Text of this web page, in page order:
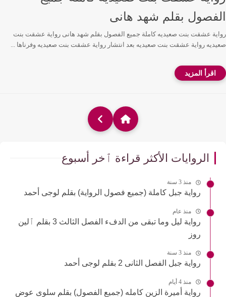
الفصول بقلم شهد هانى
رواية عشقت بنت صعيديه كاملة جميع الفصول بقلم شهد هانى رواية عشقت بنت
صعيديه رواية عشقت بنت صعيديه بعد انتشار رواية عشقت بنت صعيديه وفرناها ...
الروايات الأكثر قراءة ٱخر أسبوع
منذ 3 سنة
رواية جبل كاملة (جميع فصول الرواية) بقلم لوجى أحمد
منذ عام
رواية ليل وما تبقى من الدفء الفصل الثالث 3 بقلم ٱلين
روز
منذ 3 سنة
رواية جبل الفصل الثانى 2 بقلم لوجى أحمد
منذ 4 أيام
رواية أميرة الزين كامله (جميع الفصول) بقلم سلوى عوض